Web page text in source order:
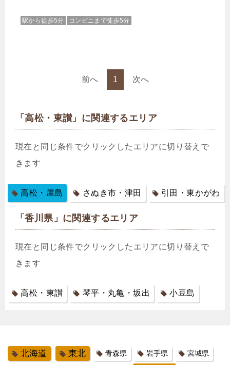
駅から徒歩5分 コンビニまで徒歩5分
前へ 1 次へ
「高松・東讃」に関連するエリア
現在と同じ条件でクリックしたエリアに切り替えで
きます
高松・屋島 さぬき市・津田 引田・東かがわ
「香川県」に関連するエリア
現在と同じ条件でクリックしたエリアに切り替えで
きます
高松・東讃 琴平・丸亀・坂出 小豆島
北海道 東北 青森県 岩手県 宮城県